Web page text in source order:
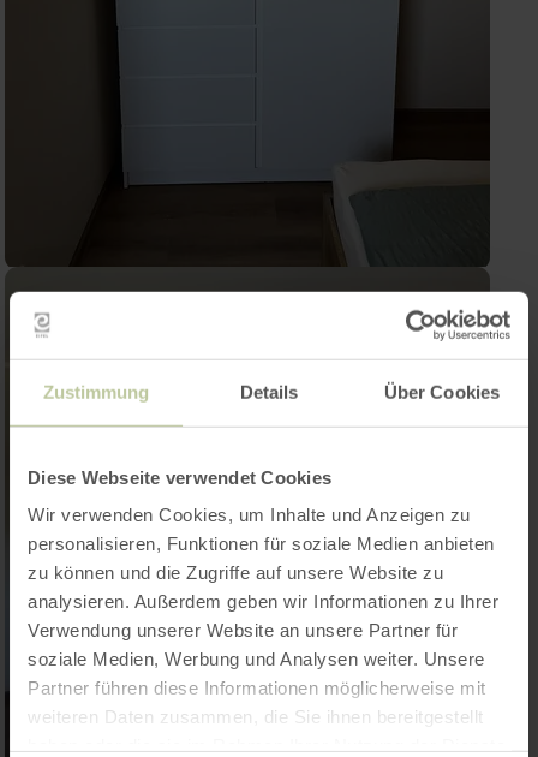
Zustimmung Details Über Cookies
Diese Webseite verwendet Cookies
Wir verwenden Cookies, um Inhalte und Anzeigen zu
personalisieren, Funktionen für soziale Medien anbieten
zu können und die Zugriffe auf unsere Website zu
analysieren. Außerdem geben wir Informationen zu Ihrer
Verwendung unserer Website an unsere Partner für
soziale Medien, Werbung und Analysen weiter. Unsere
Partner führen diese Informationen möglicherweise mit
weiteren Daten zusammen, die Sie ihnen bereitgestellt